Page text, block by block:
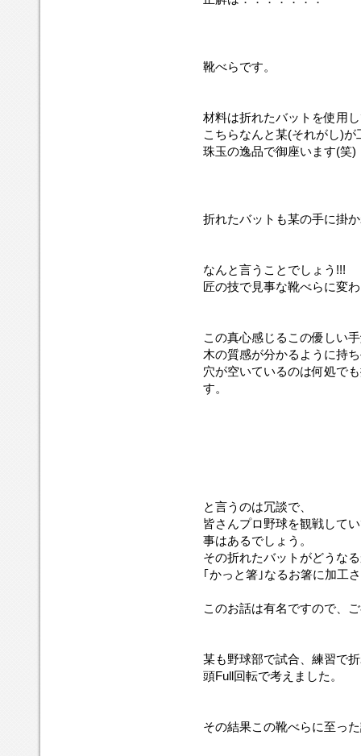
靴べらです。
材料は折れたバットを使用
こちらなんと某(それがし)
珠玉の逸品で御座います(笑)
折れたバットも某の手に掛
なんと言うことでしょう!!!
匠の技で見事な靴べらに変
この真心感じるこの優しい
木の質感が分かるように持
穴が空いているのは何処で
す。
と言うのは冗談で、
皆さんプロ野球を観戦して
事はあるでしょう。
その折れたバットがどうな
｢かっと箸｣なるお箸に加工
このお話は有名ですので、
某も野球部で試合、練習で
頭Full回転で考えました。
その結果この靴べらに至っ